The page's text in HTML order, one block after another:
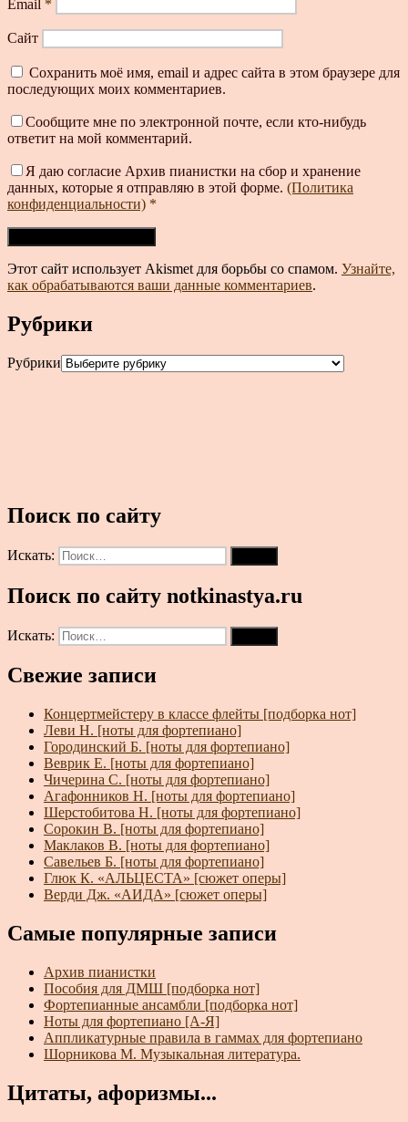
Email *
Сайт
Сохранить моё имя, email и адрес сайта в этом браузере для
последующих моих комментариев.
Сообщите мне по электронной почте, если кто-нибудь
ответит на мой комментарий.
Я даю согласие Архив пианистки на сбор и хранение
данных, которые я отправляю в этой форме. (Политика
конфиденциальности) *
Этот сайт использует Akismet для борьбы со спамом. Узнайте,
как обрабатываются ваши данные комментариев.
Рубрики
Рубрики
Поиск по сайту
Искать:
Поиск по сайту notkinastya.ru
Искать:
Свежие записи
Концертмейстеру в классе флейты [подборка нот]
Леви Н. [ноты для фортепиано]
Городинский Б. [ноты для фортепиано]
Веврик Е. [ноты для фортепиано]
Чичерина С. [ноты для фортепиано]
Агафонников Н. [ноты для фортепиано]
Шерстобитова Н. [ноты для фортепиано]
Сорокин В. [ноты для фортепиано]
Маклаков В. [ноты для фортепиано]
Савельев Б. [ноты для фортепиано]
Глюк К. «АЛЬЦЕСТА» [сюжет оперы]
Верди Дж. «АИДА» [сюжет оперы]
Самые популярные записи
Архив пианистки
Пособия для ДМШ [подборка нот]
Фортепианные ансамбли [подборка нот]
Ноты для фортепиано [А-Я]
Аппликатурные правила в гаммах для фортепиано
Шорникова М. Музыкальная литература.
Цитаты, афоризмы...